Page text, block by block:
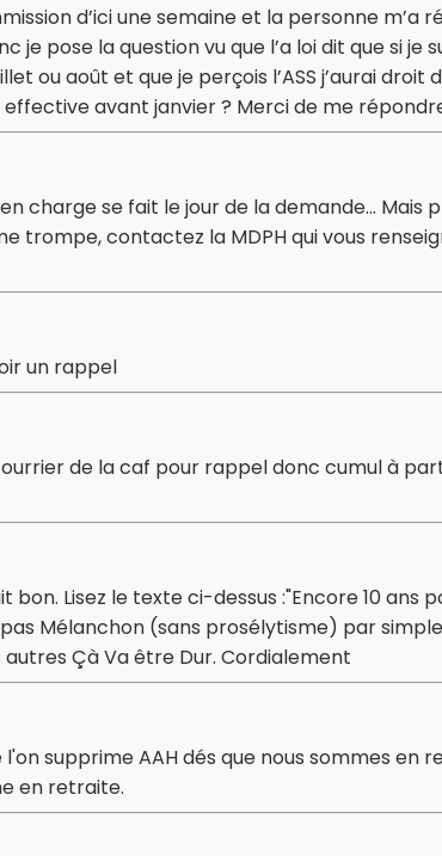
d’ici une semaine et la personne m’a
je pose la question vu que l’a loi dit que si je
ou août et que je perçois l’ASS j’aurai
effective avant janvier ? Merci de me
charge se fait le jour de la demande… Mais
trompe, contactez la MDPH qui vous
un rappel
de la caf pour rappel donc cumul à
bon. Lisez le texte ci-dessus :"Encore 10 ans
Mélanchon (sans prosélytisme) par
Çà Va être Dur. Cordialement
supprime AAH dés que nous sommes en
en retraite.